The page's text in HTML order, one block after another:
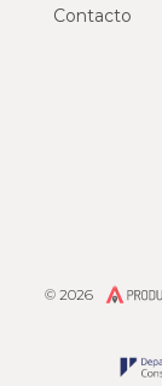
Contacto
© 2026